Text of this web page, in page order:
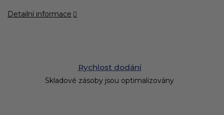
Detailní informace
Rychlost dodání
Skladové zásoby jsou optimalizovány